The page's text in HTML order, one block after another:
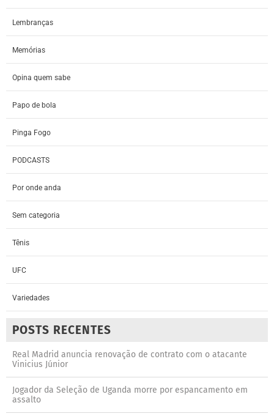
Lembranças
Memórias
Opina quem sabe
Papo de bola
Pinga Fogo
PODCASTS
Por onde anda
Sem categoria
Tênis
UFC
Variedades
POSTS RECENTES
Real Madrid anuncia renovação de contrato com o atacante
Vinicius Júnior
Jogador da Seleção de Uganda morre por espancamento em
assalto